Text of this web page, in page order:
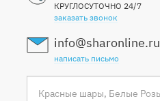
КРУГЛОСУТОЧНО 24/7
заказать звонок
info@sharonline.ru
написать письмо